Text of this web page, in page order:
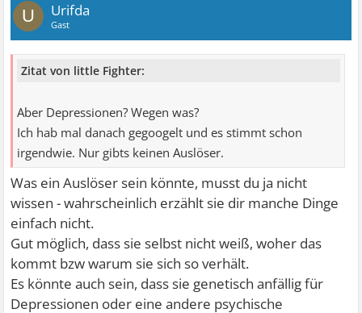
U Urifda
Gast
Zitat von little Fighter:
Aber Depressionen? Wegen was?
Ich hab mal danach gegoogelt und es stimmt schon
irgendwie. Nur gibts keinen Auslöser.
Was ein Auslöser sein könnte, musst du ja nicht
wissen - wahrscheinlich erzählt sie dir manche Dinge
einfach nicht.
Gut möglich, dass sie selbst nicht weiß, woher das
kommt bzw warum sie sich so verhält.
Es könnte auch sein, dass sie genetisch anfällig für
Depressionen oder eine andere psychische